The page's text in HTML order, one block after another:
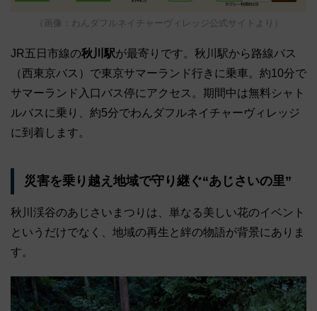
（画像：わんダフルネイチャーヴィレッジ公式サイトより）
JR五日市線の秋川駅が最寄りです。秋川駅から路線バス
（西東京バス）で東京サマーランド行きに乗車。約10分で
サマーランド入口バス停にアクセス。期間中は無料シャト
ルバスに乗り、約5分でわんダフルネイチャーヴィレッジ
に到着します。
災害を乗り越え地域で守り継ぐ“あじさいの里”
秋川渓谷のあじさいまつりは、単なる美しい花のイベント
というだけでなく、地域の再生と絆の物語が背景にありま
す。